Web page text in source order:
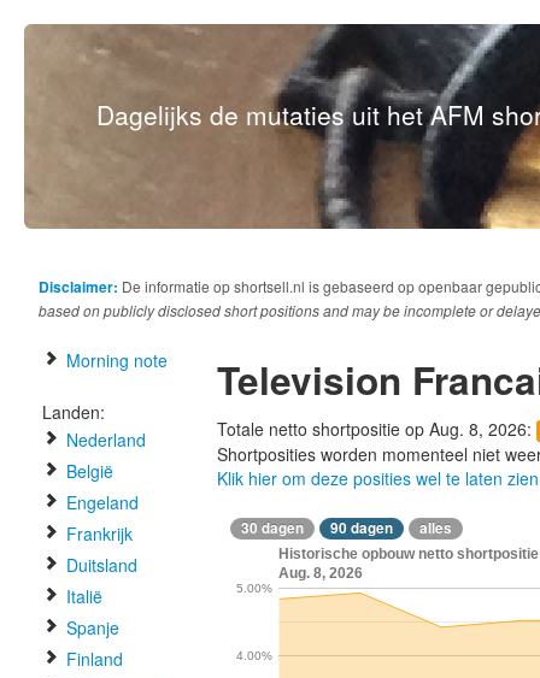
Dagelijks de mutaties uit het AFM
Disclaimer: De informatie op shortsell.nl is gebaseerd op openbaar
based on publicly disclosed short positions and may be incomplete or
Morning note
Landen:
Nederland
België
Engeland
Frankrijk
Duitsland
Italië
Spanje
Finland
Television
Totale netto shortpositie op Aug. 8, 2026:
Shortposities worden momenteel niet
Klik hier om deze posities wel te laten zien
30 dagen 90 dagen alles
Historische opbouw netto
Aug. 8, 2026
4.00%
5.00%